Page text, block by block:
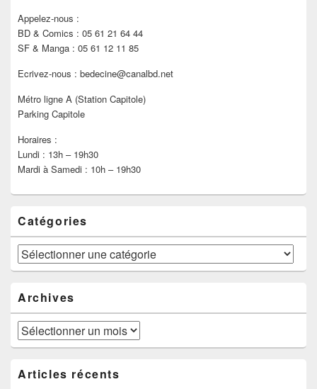
Appelez-nous :
BD & Comics : 05 61 21 64 44
SF & Manga : 05 61 12 11 85
Ecrivez-nous : bedecine@canalbd.net
Métro ligne A (Station Capitole)
Parking Capitole
Horaires :
Lundi : 13h – 19h30
Mardi à Samedi : 10h – 19h30
Catégories
Catégories
Archives
Archives
Articles récents